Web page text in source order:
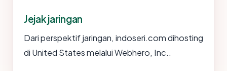
Jejak jaringan
Dari perspektif jaringan, indoseri.com dihosting
di United States melalui Webhero, Inc..